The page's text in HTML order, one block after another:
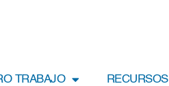
TRABAJO RECURSOS